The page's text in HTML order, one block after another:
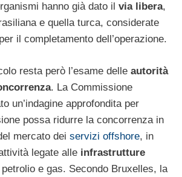
hanno già dato il via libera,
e quella turca, considerate
il completamento dell’operazione.
resta però l’esame delle autorità
. La Commissione
un’indagine approfondita per
possa ridurre la concorrenza in
mercato dei servizi offshore, in
legate alle infrastrutture
petrolio e gas. Secondo Bruxelles, la